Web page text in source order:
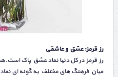
رز قرمز: عشق و عاشقی
رز قرمز در کل دنیا نماد عشق پاک
میان فرهنگ های مختلف به گونه ای